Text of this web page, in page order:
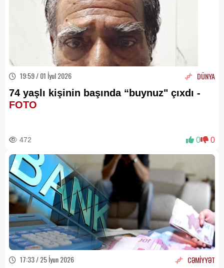
19:59 / 01 İyul 2026 DÜNYA
74 yaşlı kişinin başında “buynuz" çıxdı -
FOTO
472 0 0
17:33 / 25 İyun 2026 CƏMİYYƏT